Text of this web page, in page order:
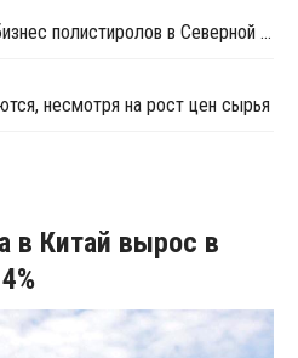
Styrolution укрепляет свой бизнес полистиролов в Северной Америке
несмотря на рост цен сырья
в Китай вырос в